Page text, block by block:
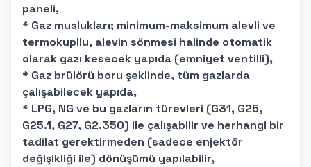
paneli,
* Gaz muslukları; minimum-maksimum alevli ve
termokupllu, alevin sönmesi halinde otomatik
olarak gazı kesecek yapıda (emniyet ventilli),
* Gaz brülörü boru şeklinde, tüm gazlarda
çalışabilecek yapıda,
* LPG, NG ve bu gazların türevleri (G31, G25,
G25.1, G27, G2.350) ile çalışabilir ve herhangi bir
tadilat gerektirmeden (sadece enjektör
değişikliği ile) dönüşümü yapılabilir,